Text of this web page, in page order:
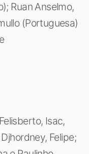
Ruan Anselmo,
(Portuguesa)
Isac,
Felipe;